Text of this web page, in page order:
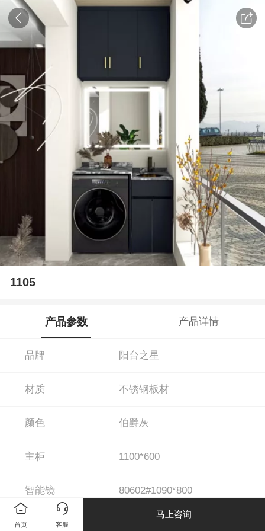
1105
产品参数 产品详情
品牌 阳台之星
材质 不锈钢板材
颜色 伯爵灰
主柜 1100*600
智能镜 80602#1090*800
台面
亮光摩洛哥单层岩板+不锈钢台
首页 客服
马上咨询